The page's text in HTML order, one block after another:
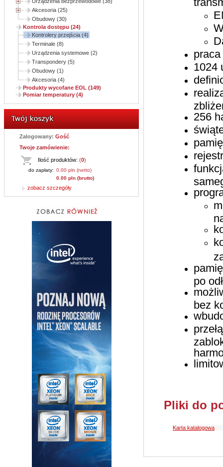
Akcesoria (25)
Obudowy (30)
Kontrola dostępu (24)
Kontrolery przejścia (4)
Terminale (8)
Urządzenia systemowe (2)
Transpondery (5)
Obudowy (1)
Akcesoria (4)
Produkty wycofane EOL (149)
Pomiar temperatury (4)
Zalogowany: Gość
Twoje zamówienie:
Ilość produktów: (0)
do zapłaty: 0.00 pln (netto)
0.00 pln (brutto)
zobacz szczegóły
1024
256
po
bez
Pliki do
Karta katalogowa